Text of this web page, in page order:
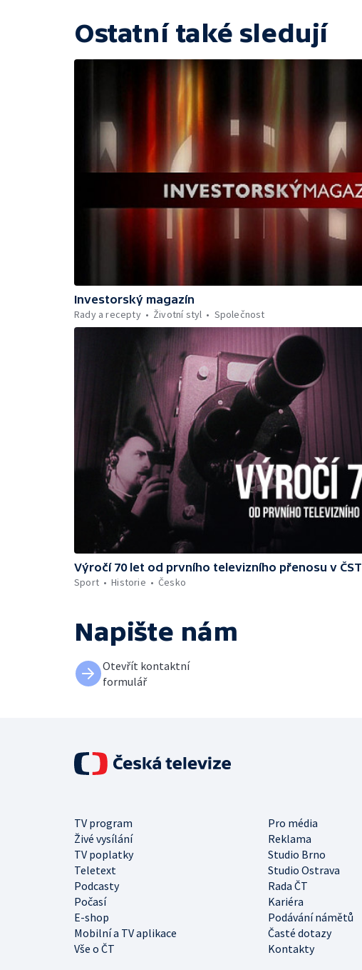
Ostatní také sledují
Investorský magazín
Rady a recepty
Životní styl Společnost
Výročí 70 let od prvního televizního přenosu v ČST
Sport
Historie Česko
Napište nám
Otevřít kontaktní
formulář
TV program
Pro média
Živé vysílání
Reklama
TV poplatky
Studio Brno
Teletext
Studio Ostrava
Podcasty
Rada ČT
Počasí
Kariéra
E-shop
Podávání námětů
Mobilní a TV aplikace
Časté dotazy
Vše o ČT
Kontakty